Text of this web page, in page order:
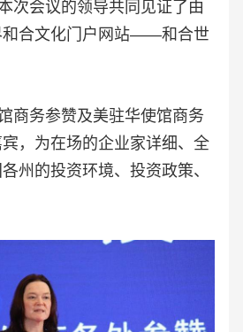
会议的领导共同见证了由
和合文化门户网站——和合世
务参赞及美驻华使馆商务
，为在场的企业家详细、全
州的投资环境、投资政策、